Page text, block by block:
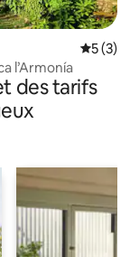
5 (3)
l’Armonía
des tarifs